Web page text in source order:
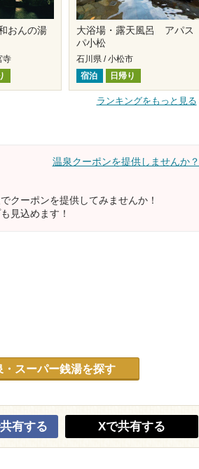
おんの湯
寺
大浴場・露天風呂 アパス
パ小松
石川県 / 小松市
宿泊
日帰り
ランキングをもっと見る
温泉クーポンを提供しませんか？
クーポンを提供してみませんか！
見込めます！
スーパー銭湯を探す
有する Xで共有する